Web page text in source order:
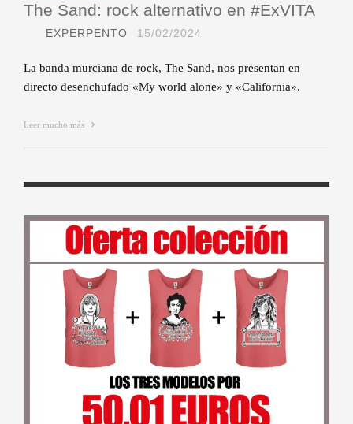
The Sand: rock alternativo en #ExVITA
EXPERPENTO 15/02/2024
La banda murciana de rock, The Sand, nos presentan en
directo desenchufado «My world alone» y «California».
Leer mucho más